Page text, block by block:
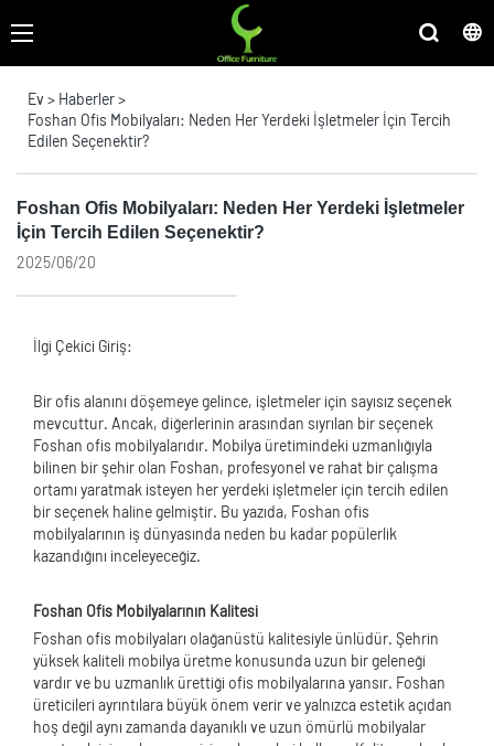
Ev > Haberler>
Foshan Ofis Mobilyaları: Neden Her Yerdeki İşletmeler İçin Tercih
Edilen Seçenektir?
Foshan Ofis Mobilyaları: Neden Her Yerdeki İşletmeler
İçin Tercih Edilen Seçenektir?
2025/06/20
İlgi Çekici Giriş:
Bir ofis alanını döşemeye gelince, işletmeler için sayısız seçenek
mevcuttur. Ancak, diğerlerinin arasından sıyrılan bir seçenek
Foshan ofis mobilyalarıdır. Mobilya üretimindeki uzmanlığıyla
bilinen bir şehir olan Foshan, profesyonel ve rahat bir çalışma
ortamı yaratmak isteyen her yerdeki işletmeler için tercih edilen
bir seçenek haline gelmiştir. Bu yazıda, Foshan ofis
mobilyalarının iş dünyasında neden bu kadar popülerlik
kazandığını inceleyeceğiz.
Foshan Ofis Mobilyalarının Kalitesi
Foshan ofis mobilyaları olağanüstü kalitesiyle ünlüdür. Şehrin
yüksek kaliteli mobilya üretme konusunda uzun bir geleneği
vardır ve bu uzmanlık ürettiği ofis mobilyalarına yansır. Foshan
üreticileri ayrıntılara büyük önem verir ve yalnızca estetik açıdan
hoş değil aynı zamanda dayanıklı ve uzun ömürlü mobilyalar